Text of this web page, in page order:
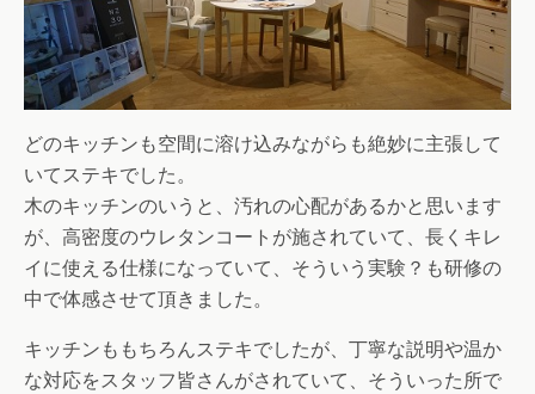
どのキッチンも空間に溶け込みながらも絶妙に主張して
いてステキでした。
木のキッチンのいうと、汚れの心配があるかと思います
が、高密度のウレタンコートが施されていて、長くキレ
イに使える仕様になっていて、そういう実験？も研修の
中で体感させて頂きました。
キッチンももちろんステキでしたが、丁寧な説明や温か
な対応をスタッフ皆さんがされていて、そういった所で